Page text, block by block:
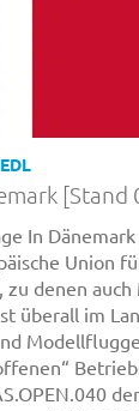
[Stand
In
Union
denen
überall im
der